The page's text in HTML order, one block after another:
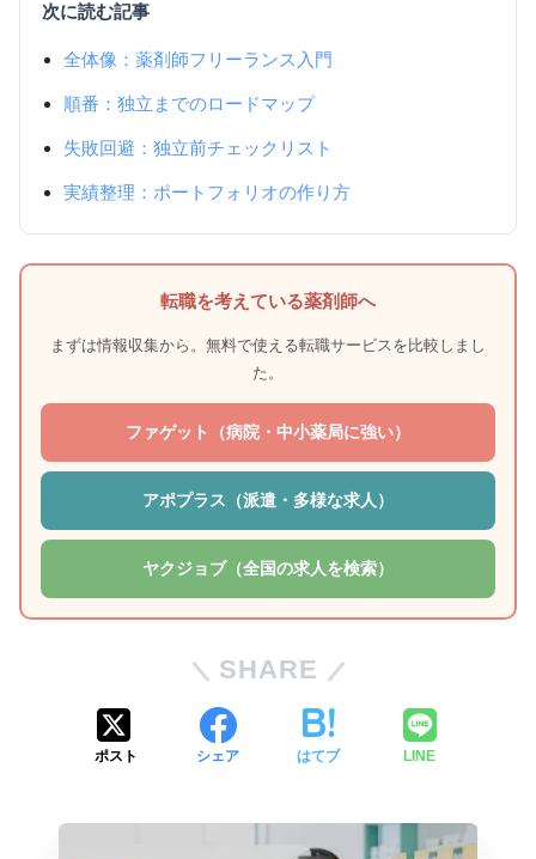
次に読む記事
全体像：薬剤師フリーランス入門
順番：独立までのロードマップ
失敗回避：独立前チェックリスト
実績整理：ポートフォリオの作り方
転職を考えている薬剤師へ
まずは情報収集から。無料で使える転職サービスを比較しまし
た。
ファゲット（病院・中小薬局に強い）
アポプラス（派遣・多様な求人）
ヤクジョブ（全国の求人を検索）
SHARE
ポスト シェア はてブ LINE